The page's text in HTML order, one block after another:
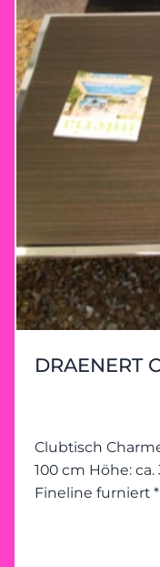
DRAENERT
Clubtisch Charme 1350-V ** Grösse: ca. 100 x
100 cm Höhe: ca. 30 cm Platte: MDF Wenge
Fineline furniert